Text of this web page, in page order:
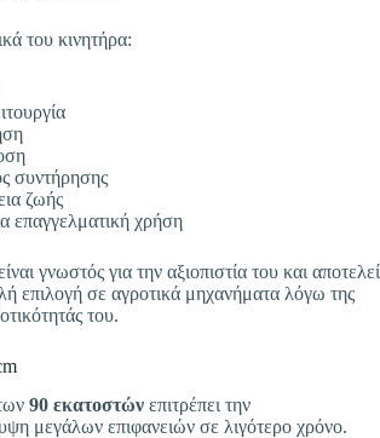
του κινητήρα:
συντήρησης
ζωής
επαγγελματική χρήση
γνωστός για την αξιοπιστία του και αποτελεί
επιλογή σε αγροτικά μηχανήματα λόγω της
του.
90 εκατοστών επιτρέπει την
μεγάλων επιφανειών σε λιγότερο χρόνο.